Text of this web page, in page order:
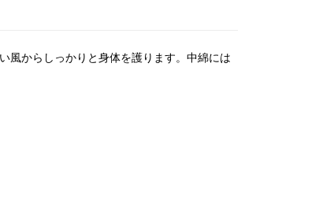
い風からしっかりと身体を護ります。中綿には